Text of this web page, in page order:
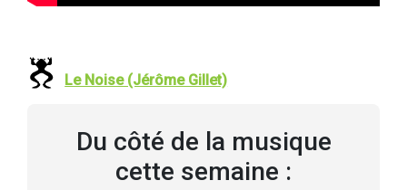
Le Noise (Jérôme Gillet)
Du côté de la musique
cette semaine :